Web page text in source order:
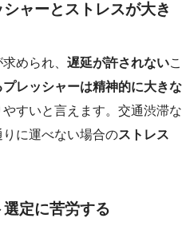
ャーとストレスが大き
められ、 遅延が許されないこ
レッシャーは精神的に大きな
すいと言えます。交通渋滞な
に運べない場合のストレス
定に苦労する